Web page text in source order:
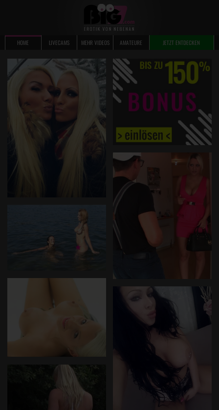
HOME LIVECAMS MEHR VIDEOS AMATEURE JETZT ENTDECKEN